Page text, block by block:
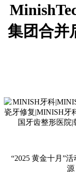
集团合并
“2025 黄金十月 ”活
源